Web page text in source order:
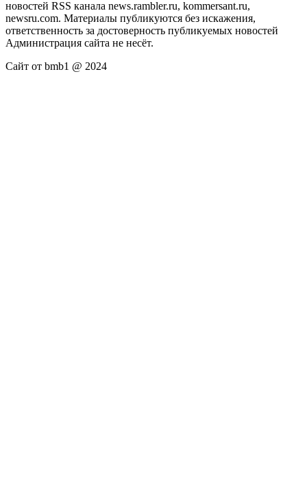
новостей RSS канала news.rambler.ru, kommersant.ru,
newsru.com. Материалы публикуются без искажения,
ответственность за достоверность публикуемых новостей
Администрация сайта не несёт.
Сайт от bmb1 @ 2024